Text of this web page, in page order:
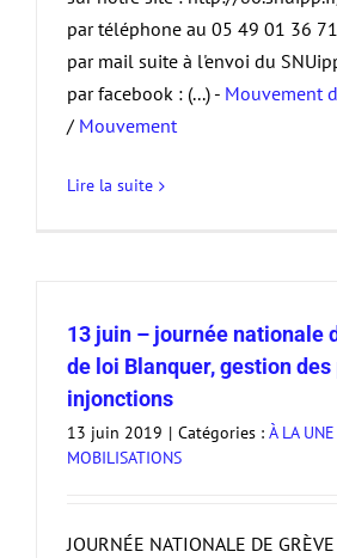
par téléphone au 05 49 01 36 71
par mail suite à l'envoi du
par facebook : (...) - Mouvement
/ Mouvement
Lire la suite
13 juin – journée nationale
de loi Blanquer, gestion
injonctions
13 juin 2019 | Catégories : À LA UNE
MOBILISATIONS
JOURNÉE NATIONALE DE